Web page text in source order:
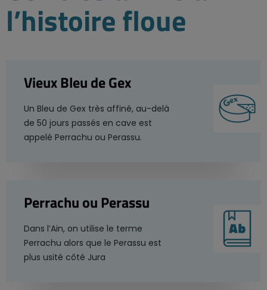
l’histoire floue
Vieux Bleu de Gex
Un Bleu de Gex très affiné, au-delà
de 50 jours passés en cave est
appelé Perrachu ou Perassu.
Perrachu ou Perassu
Dans l’Ain, on utilise le terme
Perrachu alors que le Perassu est
plus usité côté Jura